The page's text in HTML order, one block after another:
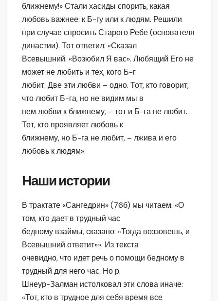
ближнему!» Стали хасиды спорить, какая
любовь важнее: к Б-гу или к людям. Решили
при случае спросить Старого Ребе (основателя
династии). Тот ответил: «Сказал
Всевышний: «Возюбил Я вас». Любящий Его не
может не любить и тех, кого Б-г
любит. Две эти любви – одно. Тот, кто говорит,
что любит Б-га, но не видим мы в
нем любви к ближнему, – тот и Б-га не любит.
Тот, кто проявляет любовь к
ближнему, но Б-га не любит, – лжива и его
любовь к людям».
Наши истории
В трактате «Сангедрин» (76б) мы читаем: «О
том, кто дает в трудный час
бедному взаймы, сказано: «Тогда воззовешь, и
Всевышний ответит»». Из текста
очевидно, что идет речь о помощи бедному в
трудный для него час. Но р.
Шнеур-Залман истолковал эти слова иначе:
«Тот, кто в трудное для себя время все